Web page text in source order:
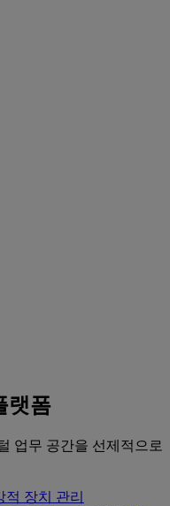
랫폼
업무 공간을 선제적으로
적 장치 관리